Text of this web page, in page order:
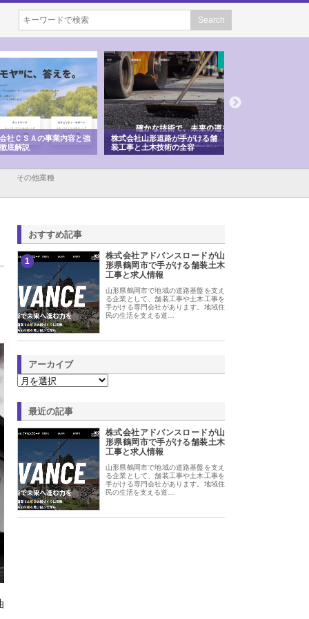
社ＣＳＡの事業内容と強
底解説
株式会社山形道路が手がける舗
装工事と土木技術の全容
その他業種
おすすめ記事
1
株式会社アドバンスロードが山
形県鶴岡市で手がける舗装土木
工事と求人情報
山形県鶴岡市で地域の道路基盤を支え
る企業として、舗装工事や土木工事を
手がける専門会社があります。地域住
民の生活を支える道…
アーカイブ
最近の記事
株式会社アドバンスロードが山
形県鶴岡市で手がける舗装土木
工事と求人情報
山形県鶴岡市で地域の道路基盤を支え
る企業として、舗装工事や土木工事を
手がける専門会社があります。地域住
民の生活を支える道…